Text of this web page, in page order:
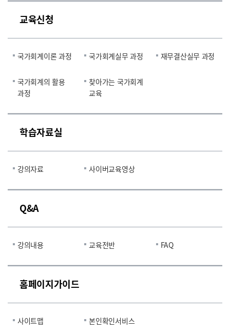
교육신청
국가회계이론 과정 국가회계실무 과정 재무결산실무 과정
국가회계의 활용
과정
찾아가는 국가회계
교육
학습자료실
강의자료 사이버교육영상
Q&A
강의내용 교육전반 FAQ
홈페이지가이드
사이트맵 본인확인서비스